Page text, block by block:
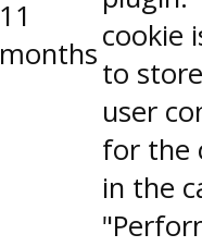
11
monthscookie
to
user
for the
in the